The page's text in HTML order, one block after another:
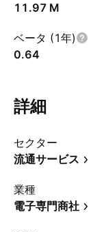
‪11.97 M‬
ベータ (1年)
0.64
詳細
セクター
流通サービス
業種
電子専門商社